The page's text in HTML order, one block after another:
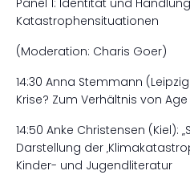
Panel 1: Identität und
Katastrophensituationen
(Moderation: Charis Goer)
14:30 Anna Stemmann
Krise? Zum Verhältnis von
14:50 Anke Christensen (Kiel):
Darstellung der
Kinder- und Jugendliteratur